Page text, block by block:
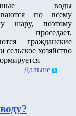
воды
по всему
шару, поэтому
проседает,
гражданские
сельское хозяйство
Дальше